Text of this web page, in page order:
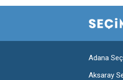
Adana
Aksaray